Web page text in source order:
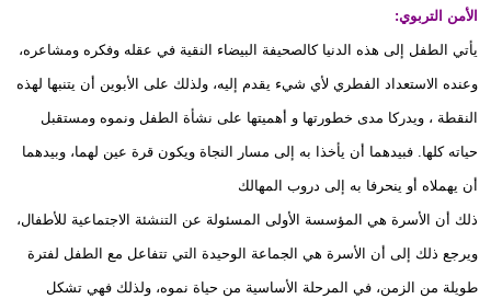
الأمن التربوي:
يأتي الطفل إلى هذه الدنيا كالصحيفة البيضاء النقية في عقله وفكره ومشاعره،
وعنده الاستعداد الفطري لأي شيء يقدم إليه، ولذلك على الأبوين أن يتنبها لهذه
النقطة ، ويدركا مدى خطورتها و أهميتها على نشأة الطفل ونموه ومستقبل
حياته كلها. فبيدهما أن يأخذا به إلى مسار النجاة ويكون قرة عين لهما، وبيدهما
أن يهملاه أو ينحرفا به إلى دروب المهالك
ذلك أن الأسرة هي المؤسسة الأولى المسئولة عن التنشئة الاجتماعية للأطفال،
ويرجع ذلك إلى أن الأسرة هي الجماعة الوحيدة التي تتفاعل مع الطفل لفترة
طويلة من الزمن، في المرحلة الأساسية من حياة نموه، ولذلك فهي تشكل